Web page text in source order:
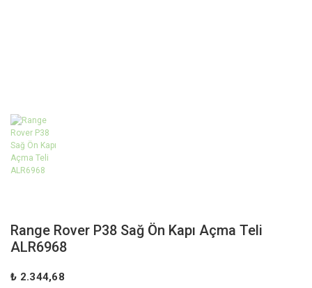
Range Rover P38 Sağ Ön Kapı Açma Teli
ALR6968
₺ 2.344,68